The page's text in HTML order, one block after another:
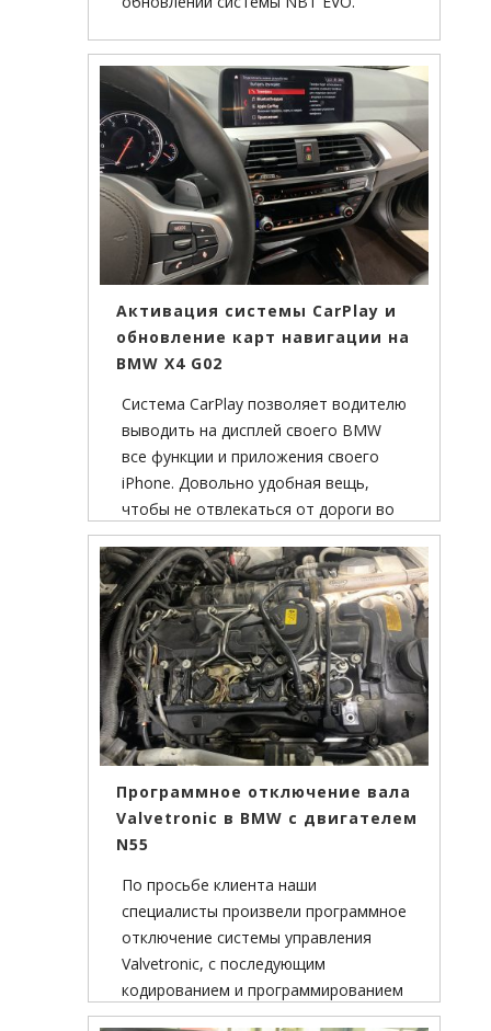
Активация системы CarPlay и
обновление карт навигации на
BMW X4 G02
Система CarPlay позволяет водителю
выводить на дисплей своего BMW
все функции и приложения своего
iPhone. Довольно удобная вещь,
чтобы не отвлекаться от дороги во
время движения автомобиля.
Программное отключение вала
Valvetronic в BMW с двигателем
N55
По просьбе клиента наши
специалисты произвели программное
отключение системы управления
Valvetronic, с последующим
кодированием и программированием
блока управление двигателем DME